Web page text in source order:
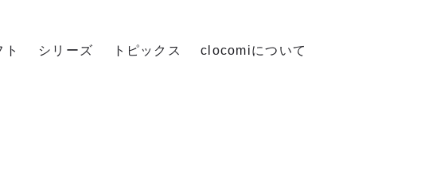
ト シリーズ トピックス clocomiについて